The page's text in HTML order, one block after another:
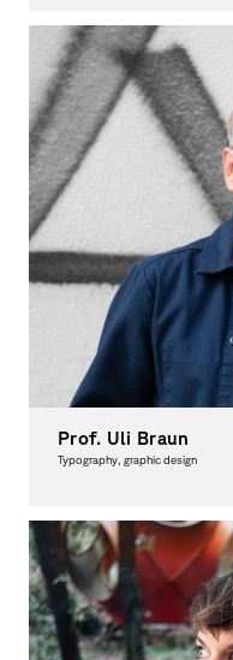
Prof. Uli Braun
Typography, graphic design